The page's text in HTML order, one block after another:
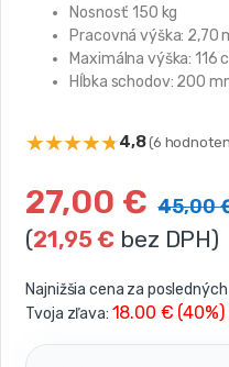
Nosnosť: 150 kg
Pracovná výška: 2,70
Maximálna výška: 116
Hĺbka schodov: 200
★★★★★4,8(6
27,00 € 45,00
(21,95€ bez DPH)
Najnižšia cena za
Tvoja zľava: 18.00 € (40%)